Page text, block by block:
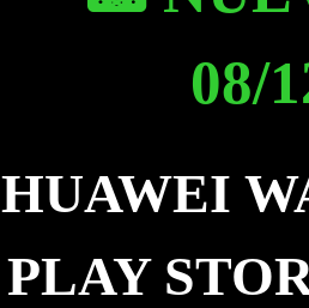
08/
HUAWEI
PLAY